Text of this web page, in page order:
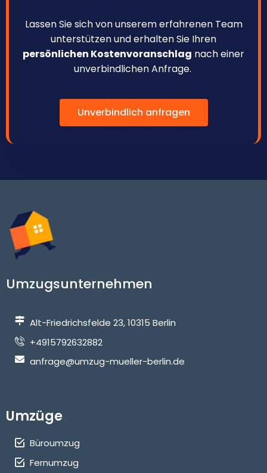
Lassen Sie sich von unserem erfahrenen Team
unterstützen und erhalten Sie Ihren
persönlichen Kostenvoranschlag nach einer
unverbindlichen Anfrage.
Unverbindlich anfragen
Umzugsunternehmen
Alt-Friedrichsfelde 23, 10315 Berlin
+4915792632882
anfrage@umzug-mueller-berlin.de
Umzüge
Büroumzug
Fernumzug